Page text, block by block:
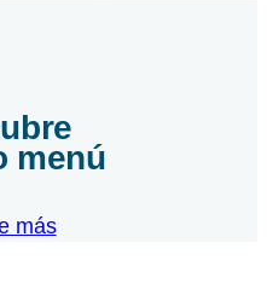
menú
más